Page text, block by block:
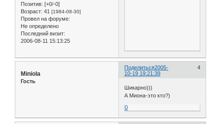
Позитив: [+0/-0]
Возраст: 41 [1984-08-30]
Провел на форуме:
Не определено
Последний визит:
2006-08-11 15:13:25
Поделиться 4
2005-
10-19 19:21:39
Miniola
Гость
Шикарно)))
А Миона-это кто?)
0